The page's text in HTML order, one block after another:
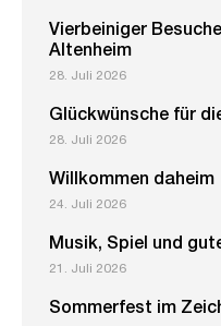
Vierbeiniger
Altenheim
28. Juli 2026
Glückwünsche für
28. Juli 2026
Willkommen daheim
24. Juli 2026
Musik, Spiel und
21. Juli 2026
Sommerfest im